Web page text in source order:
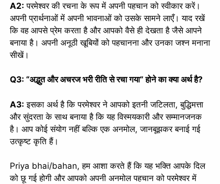
A2: परमेश्वर की रचना के रूप में अपनी पहचान को स्वीकार करें।
अपनी प्रार्थनाओं में अपनी भावनाओं को उसके सामने लाएँ। याद रखें
कि वह आपसे प्रेम करता है और आपको वैसे ही देखता है जैसे आपने
बनाया है। अपनी अनूठी खूबियों को पहचानना और उनका जश्न मनाना
सीखें।
Q3: “अद्भुत और अचरज भरी रीति से रचा गया” होने का क्या अर्थ है?
A3: इसका अर्थ है कि परमेश्वर ने आपको इतनी जटिलता, बुद्धिमत्ता
और सुंदरता के साथ बनाया है कि यह विस्मयकारी और सम्मानजनक
है। आप कोई संयोग नहीं बल्कि एक अनमोल, जानबूझकर बनाई गई
उत्कृष्ट कृति हैं।
Priya bhai/bahan, हम आशा करते हैं कि यह भक्ति आपके दिल
को छू गई होगी और आपको अपनी अनमोल पहचान को परमेश्वर में